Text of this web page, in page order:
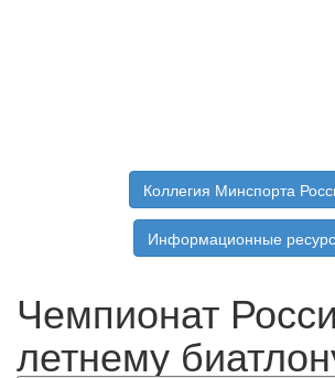
Коллегия Минспорта
Информационные
Чемпионат
летнему